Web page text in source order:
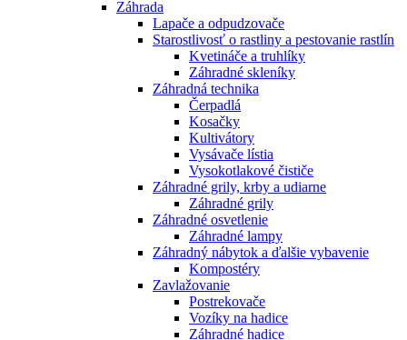
Záhrada
Lapače a odpudzovače
Starostlivosť o rastliny a pestovanie rastlín
Kvetináče a truhlíky
Záhradné skleníky
Záhradná technika
Čerpadlá
Kosačky
Kultivátory
Vysávače lístia
Vysokotlakové čističe
Záhradné grily, krby a udiarne
Záhradné grily
Záhradné osvetlenie
Záhradné lampy
Záhradný nábytok a ďalšie vybavenie
Kompostéry
Zavlažovanie
Postrekovače
Vozíky na hadice
Záhradné hadice